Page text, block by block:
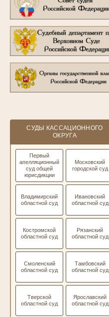
СУДЫ КАССАЦИОННОГО
ОКРУГА
Первый
апелляционный
суд общей
юрисдикции
Московский
городской суд
Владимирский
областной суд
Ивановский
областной суд
Костромской
областной суд
Рязанский
областной суд
Смоленский
областной суд
Тамбовский
областной суд
Тверской
областной суд
Ярославский
областной суд